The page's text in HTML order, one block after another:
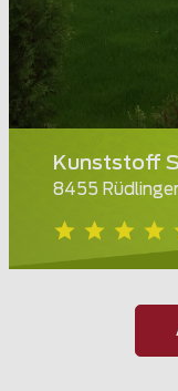
Kunststoff
8455